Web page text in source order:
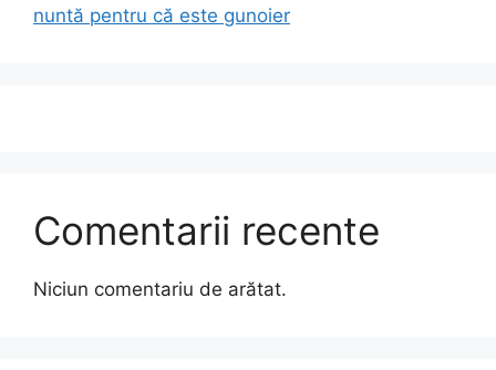
nuntă pentru că este gunoier
Comentarii recente
Niciun comentariu de arătat.